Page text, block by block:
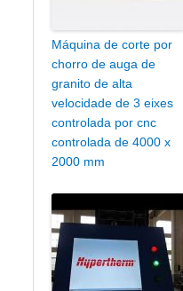
Máquina de corte por
chorro de auga de
granito de alta
velocidade de 3 eixes
controlada por cnc
controlada de 4000 x
2000 mm